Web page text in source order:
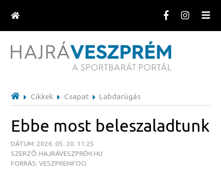
Cikkek Csapat Labdarúgás
Ebbe most beleszaladtunk
DÁTUM: 2026. 05. 20. 11:25
SZERZŐ: HAJRÁVESZPRÉM.HU
FORRÁS: VESZPREMFOCI